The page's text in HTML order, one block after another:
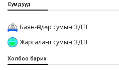
Сумдууд
Баян-Өндөр сумын ЗДТГ
Жаргалант сумын ЗДТГ
Холбоо барих